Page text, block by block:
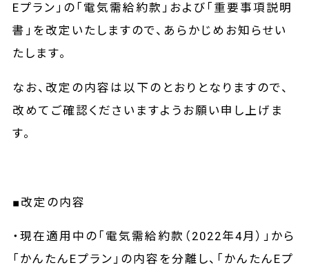
Eプラン」の「電気需給約款」および「重要事項説明
書」を改定いたしますので、あらかじめお知らせい
たします。
なお、改定の内容は以下のとおりとなりますので、
改めてご確認くださいますようお願い申し上げま
す。
■改定の内容
・現在適用中の「電気需給約款（2022年4月）」から
「かんたんEプラン」の内容を分離し、「かんたんEプ